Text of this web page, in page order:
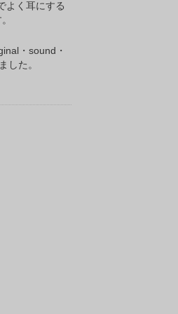
よく耳にする
・sound・
した。